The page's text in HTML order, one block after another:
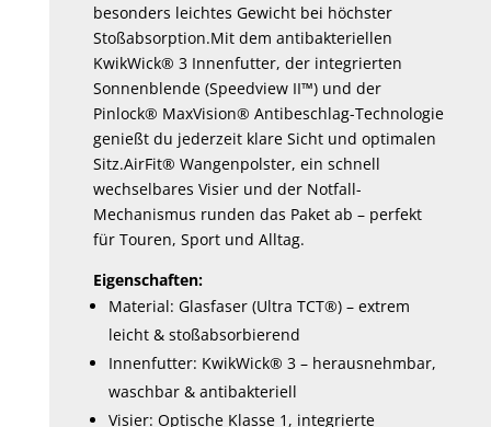
besonders leichtes Gewicht bei höchster
Stoßabsorption.Mit dem antibakteriellen
KwikWick® 3 Innenfutter, der integrierten
Sonnenblende (Speedview II™) und der
Pinlock® MaxVision® Antibeschlag-Technologie
genießt du jederzeit klare Sicht und optimalen
Sitz.AirFit® Wangenpolster, ein schnell
wechselbares Visier und der Notfall-
Mechanismus runden das Paket ab – perfekt
für Touren, Sport und Alltag.
Eigenschaften:
Material: Glasfaser (Ultra TCT®) – extrem
leicht & stoßabsorbierend
Innenfutter: KwikWick® 3 – herausnehmbar,
waschbar & antibakteriell
Visier: Optische Klasse 1, integrierte